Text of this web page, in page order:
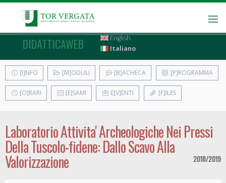
DIDATTICAWEB
English
Italiano
[I]NFO [M]ODULI [B]ACHECA [P]ROGRAMMA
[O]RARI [E]SAMI E[V]ENTI [F]ILES
Laboratorio Attivita' Archeologiche Nei Pressi
Della Tuscolo-fidene: Dallo Scavo Alla
Valorizzazione 2018/2019